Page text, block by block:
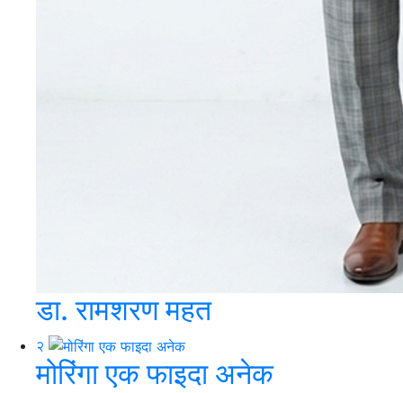
डा. रामशरण महत
२
मोरिंगा एक फाइदा अनेक